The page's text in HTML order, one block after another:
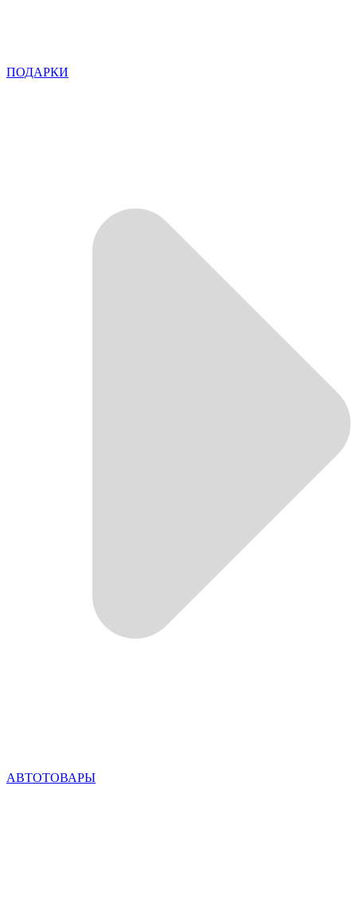
ПОДАРКИ
АВТОТОВАРЫ